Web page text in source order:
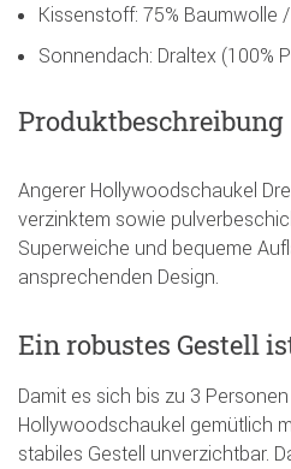
Kissenstoff: 75% Baumwolle
Sonnendach: Draltex (100%
Produktbeschreibung
Angerer Hollywoodschaukel
verzinktem sowie
Superweiche und bequeme
ansprechenden Design.
Ein robustes Gestell
Damit es sich bis zu 3
Hollywoodschaukel gemütlich
stabiles Gestell unverzichtbar.